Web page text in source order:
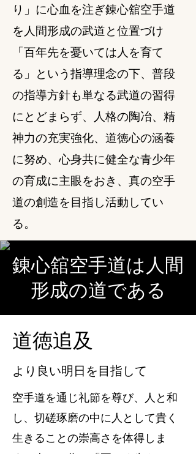
り」に心血を注ぎ錬心舘空手道
を人間形成の武道と位置づけ
「百年先を憂いては人を育て
る」という指導理念の下、普段
の指導方針も単なる武道の習得
にとどまらず、人格の陶冶、精
神力の充実強化、道徳心の涵養
に努め、心身共に健全な青少年
の育成に主眼をおき、真の空手
道の創造を目指し活動してい
る。
錬心舘空手道は人間
形成の道である
道徳追及
より良い明日を目指して
空手道を通じ礼節を尊び、人と和
し、切磋琢磨の中に人として貴く
生きることの崇高さを体得しま